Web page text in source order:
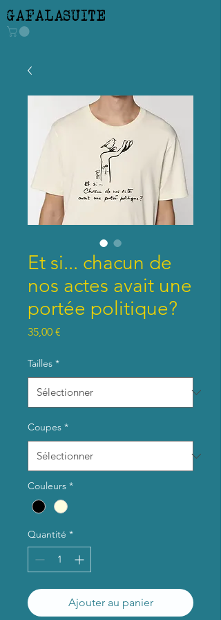
GAFALASUITE
Et si... chacun de
nos actes avait une
portée politique?
35,00 €
Tailles *
Coupes *
Couleurs *
Quantité *
Ajouter au panier